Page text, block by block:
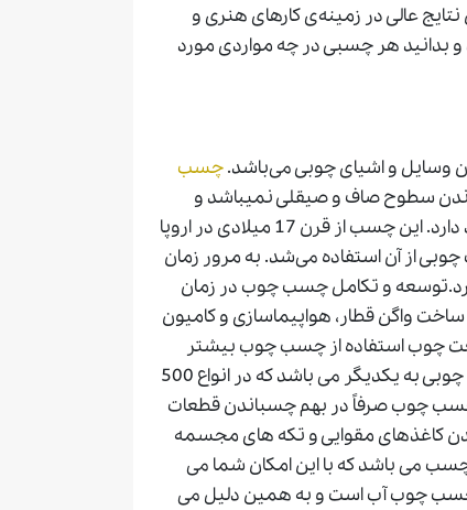
عالی در زمینه‌ی کارهای هنری و
و بدانید هر چسبی در چه مواردی مورد
و اشیای چوبی می‌باشد.چسب
سطوح صاف و صیقلی نمیباشد و
بیشتر برای چسباندن سطوح خشک خشن مانند چوب کاربرد دارد. این چسب از قرن 17 میلادی در اروپا
از آن استفاده می‌شد. به مرور زمان
و تکامل چسب چوب در زمان
واگن قطار، هواپیماسازی و کامیون
چوب استفاده از چسب چوب بیشتر
شد. چسب چوب یکی از بهترین محصولات برای اتصال قطعات چوبی به یکدیگر می باشد که در انواع 500
از چسب چوب صرفاً در بهم چسباندن قطعات
کاغذهای مقوایی و تکه های مجسمه
می باشد که با این امکان شما می
چسب چوب آب است و به همین دلیل می